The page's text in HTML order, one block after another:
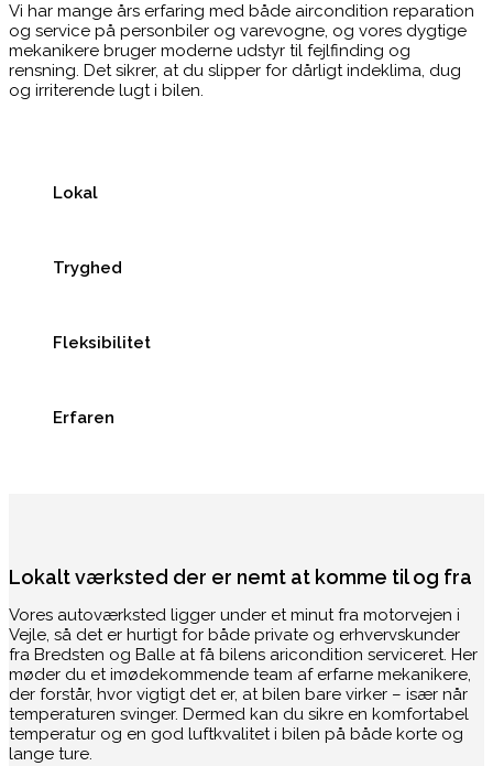
Vi har mange års erfaring med både aircondition reparation
og service på personbiler og varevogne, og vores dygtige
mekanikere bruger moderne udstyr til fejlfinding og
rensning. Det sikrer, at du slipper for dårligt indeklima, dug
og irriterende lugt i bilen.
Lokal
Tryghed
Fleksibilitet
Erfaren
Lokalt værksted der er nemt at komme til og fra
Vores autoværksted ligger under et minut fra motorvejen i
Vejle, så det er hurtigt for både private og erhvervskunder
fra Bredsten og Balle at få bilens aricondition serviceret. Her
møder du et imødekommende team af erfarne mekanikere,
der forstår, hvor vigtigt det er, at bilen bare virker – især når
temperaturen svinger. Dermed kan du sikre en komfortabel
temperatur og en god luftkvalitet i bilen på både korte og
lange ture.